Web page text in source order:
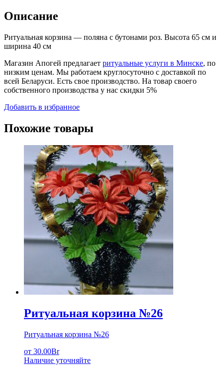
Описание
Ритуальная корзина — поляна с бутонами роз. Высота 65 см и
ширина 40 см
Магазин Апогей предлагает ритуальные услуги в Минске, по
низким ценам. Мы работаем круглосуточно с доставкой по
всей Беларуси. Есть свое производство. На товар своего
собственного производства у нас скидки 5%
Добавить в избранное
Похожие товары
Ритуальная корзина №26
Ритуальная корзина №26
от 30.00Br
Наличие уточняйте